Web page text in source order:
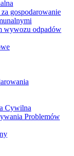
gospodarowanie
wywozu odpadów
Cywilna
Problemów